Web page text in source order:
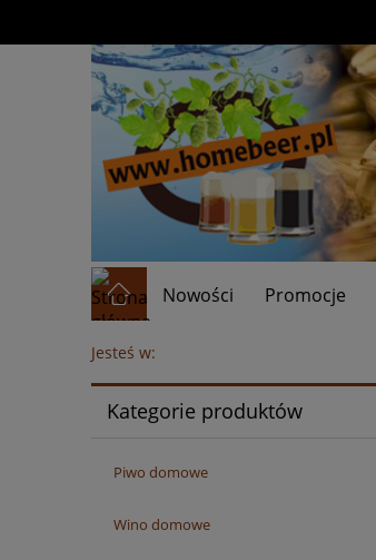
Nowości Promocje
Jesteś w:
Kategorie produktów
Piwo domowe
Wino domowe